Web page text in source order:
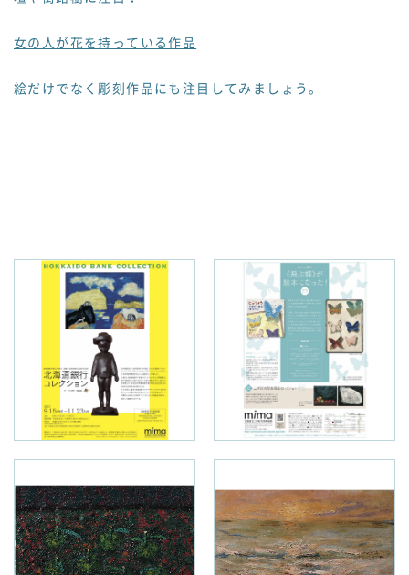
女の人が花を持っている作品
絵だけでなく彫刻作品にも注目してみましょう。